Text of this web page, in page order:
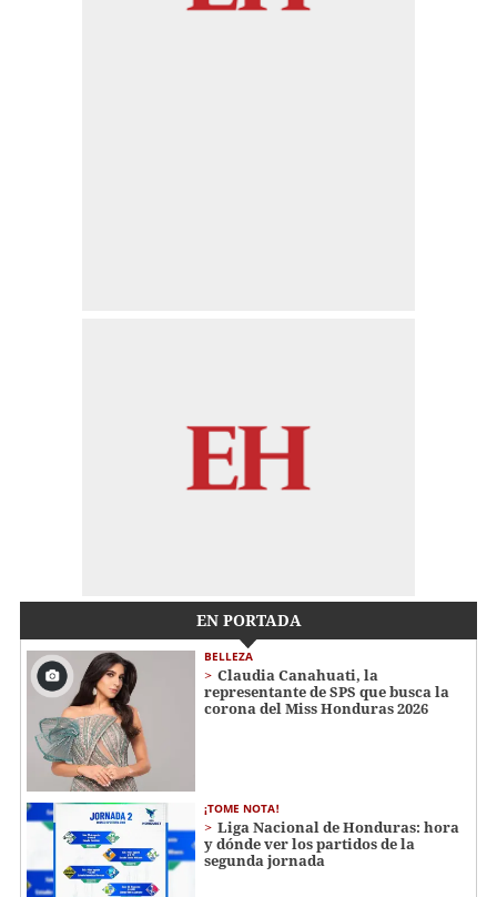
EN PORTADA
BELLEZA
Claudia Canahuati, la
representante de SPS que busca la
corona del Miss Honduras 2026
¡TOME NOTA!
Liga Nacional de Honduras: hora
y dónde ver los partidos de la
segunda jornada